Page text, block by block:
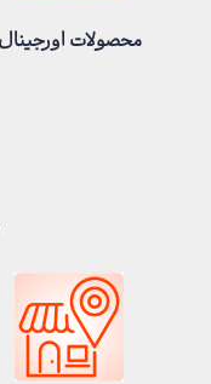
محصولات اورجینال